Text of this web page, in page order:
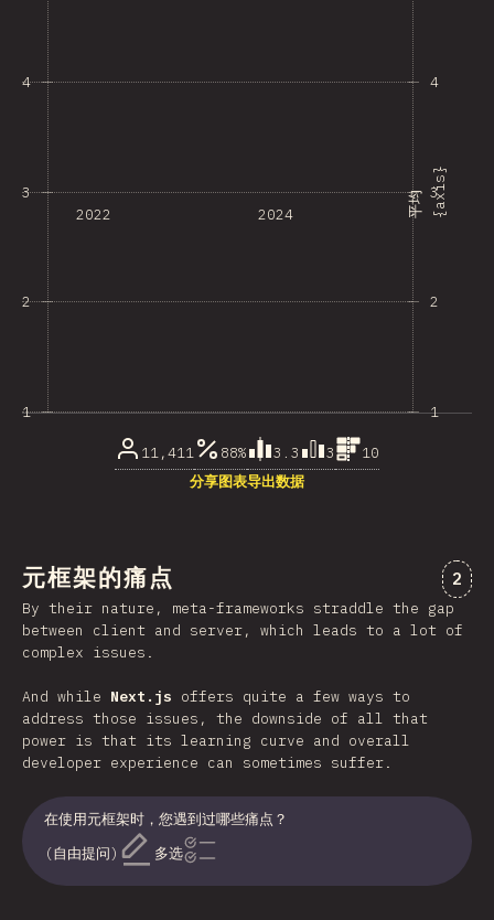
1
2
3
4
2022 2024
1
2
3
4
平
均
{
a
x
i
s }
11,411 88% 3.3 3
10
分享图表导出数据
元框架的痛点 对“
2
By their nature, meta-frameworks straddle the gap
between client and server, which leads to a lot of
complex issues.
And while Next.js offers quite a few ways to
address those issues, the downside of all that
power is that its learning curve and overall
developer experience can sometimes suffer.
在使用元框架时，您遇到过哪些痛点？
(自由提问)
多选